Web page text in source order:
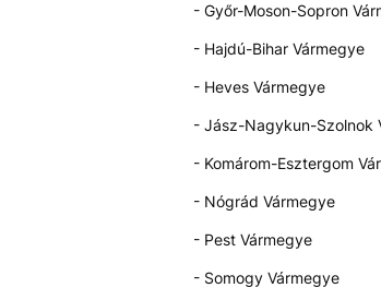
- Győr-Moson-Sopron
- Hajdú-Bihar Vármegye
- Heves Vármegye
- Jász-Nagykun-Szolnok
- Komárom-Esztergom
- Nógrád Vármegye
- Pest Vármegye
- Somogy Vármegye